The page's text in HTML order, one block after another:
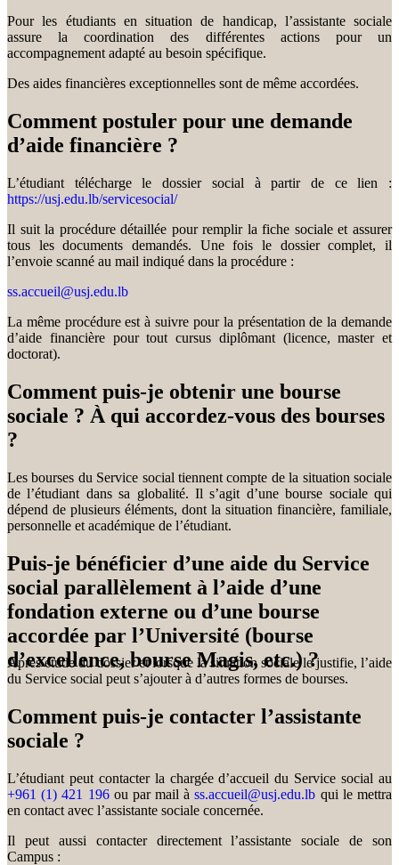
Pour les étudiants en situation de handicap, l’assistante sociale
assure la coordination des différentes actions pour un
accompagnement adapté au besoin spécifique.
Des aides financières exceptionnelles sont de même accordées.
Comment postuler pour une demande
d’aide financière ?
L’étudiant télécharge le dossier social à partir de ce lien :
https://usj.edu.lb/servicesocial/
Il suit la procédure détaillée pour remplir la fiche sociale et assurer
tous les documents demandés. Une fois le dossier complet, il
l’envoie scanné au mail indiqué dans la procédure :
ss.accueil@usj.edu.lb
La même procédure est à suivre pour la présentation de la demande
d’aide financière pour tout cursus diplômant (licence, master et
doctorat).
Comment puis-je obtenir une bourse
sociale ? À qui accordez-vous des bourses
?
Les bourses du Service social tiennent compte de la situation sociale
de l’étudiant dans sa globalité. Il s’agit d’une bourse sociale qui
dépend de plusieurs éléments, dont la situation financière, familiale,
personnelle et académique de l’étudiant.
Puis-je bénéficier d’une aide du Service
social parallèlement à l’aide d’une
fondation externe ou d’une bourse
accordée par l’Université (bourse
d’excellence, bourse Magis, etc.) ?
Après étude du dossier et lorsque la situation sociale le justifie, l’aide
du Service social peut s’ajouter à d’autres formes de bourses.
Comment puis-je contacter l’assistante
sociale ?
L’étudiant peut contacter la chargée d’accueil du Service social au
+961 (1) 421 196ou par mail àss.accueil@usj.edu.lb qui le mettra
en contact avec l’assistante sociale concernée.
Il peut aussi contacter directement l’assistante sociale de son
Campus :